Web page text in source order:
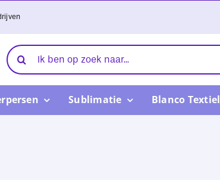
Zoeken
naar:
Sublimatie Blanco Textiel